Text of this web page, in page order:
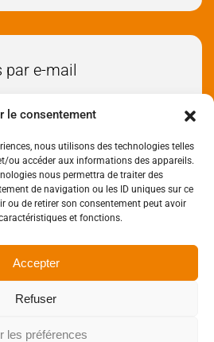
le consentement
nous utilisons des technologies telles
ou accéder aux informations des appareils.
nous permettra de traiter des
de navigation ou les ID uniques sur ce
ou de retirer son consentement peut avoir
et fonctions.
Accepter
Refuser
les préférences
par e-mail
un e-mail
Données personnelles